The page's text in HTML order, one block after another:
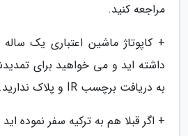
مراجعه کنید.
+ کاپوتاژ ماشین اعتباری یک ساله
داشته اید و می خواهید برای
به دریافت برچسب IR و پلاک ندارید.
+ اگر قبلا هم به ترکیه سفر نموده